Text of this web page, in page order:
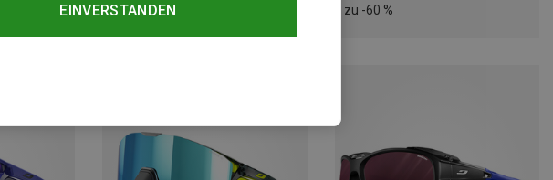
zu -60 %
EINVERSTANDEN